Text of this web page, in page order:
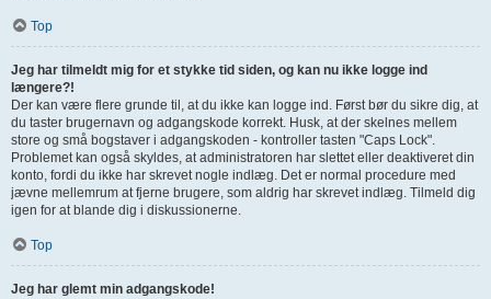
Top
Jeg har tilmeldt mig for et stykke tid siden, og kan nu ikke logge ind
længere?!
Der kan være flere grunde til, at du ikke kan logge ind. Først bør du sikre dig, at
du taster brugernavn og adgangskode korrekt. Husk, at der skelnes mellem
store og små bogstaver i adgangskoden - kontroller tasten "Caps Lock".
Problemet kan også skyldes, at administratoren har slettet eller deaktiveret din
konto, fordi du ikke har skrevet nogle indlæg. Det er normal procedure med
jævne mellemrum at fjerne brugere, som aldrig har skrevet indlæg. Tilmeld dig
igen for at blande dig i diskussionerne.
Top
Jeg har glemt min adgangskode!